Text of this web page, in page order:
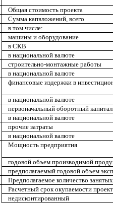
Общая стоимость проекта
Сумма капвложений, всего
в том числе:
машины и оборудование
в СКВ
в национальной валюте
строительно-монтажные работы
в национальной валюте
финансовые издержки в
в национальной валюте
первоначальный оборотный капитал
в национальной валюте
прочие затраты
в национальной валюте
Мощность предприятия
годовой объем производимой
предполагаемый годовой объем
Предполагаемое количество занятых
Расчетный срок окупаемости
недисконтированный